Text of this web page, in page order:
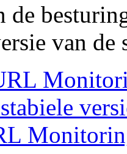
de
van de